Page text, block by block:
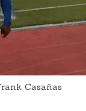
Casañas